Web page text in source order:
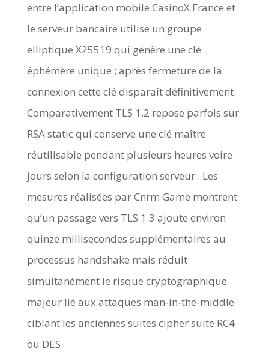
entre l’application mobile CasinoX France et
le serveur bancaire utilise un groupe
elliptique X25519 qui génère une clé
éphémère unique ; après fermeture de la
connexion cette clé disparaît définitivement.
Comparativement TLS 1.2 repose parfois sur
RSA static qui conserve une clé maître
réutilisable pendant plusieurs heures voire
jours selon la configuration serveur . Les
mesures réalisées par Cnrm Game montrent
qu’un passage vers TLS 1.3 ajoute environ
quinze millisecondes supplémentaires au
processus handshake mais réduit
simultanément le risque cryptographique
majeur lié aux attaques man‑in‑the‑middle
ciblant les anciennes suites cipher suite RC4
ou DES.​